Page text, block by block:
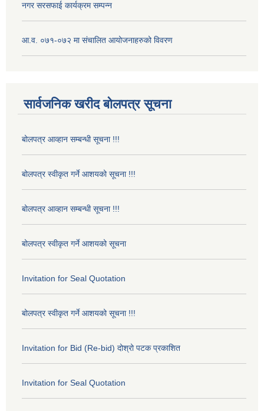
नगर सरसफाई कार्यक्रम सम्पन्न
आ.व. ०७१-०७२ मा संचालित आयोजनाहरुको विवरण
सार्वजनिक खरीद बोलपत्र सूचना
बोलपत्र आव्हान सम्बन्धी सूचना !!!
बोलपत्र स्वीकृत गर्ने आशयको सूचना !!!
बोलपत्र आव्हान सम्बन्धी सूचना !!!
बोलपत्र स्वीकृत गर्ने आशयको सूचना
Invitation for Seal Quotation
बोलपत्र स्वीकृत गर्ने आशयको सूचना !!!
Invitation for Bid (Re-bid) दोश्रो पटक प्रकाशित
Invitation for Seal Quotation